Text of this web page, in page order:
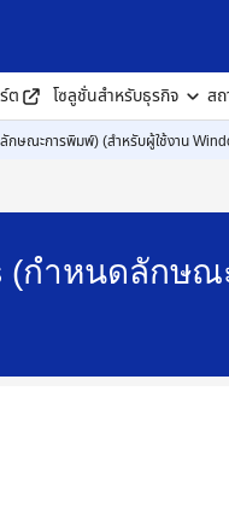
ต โซลูชั่นสำหรับธุรกิจ ส
กษณะการพิมพ์) (สำหรับผู้ใช้งาน
(กำหนดลักษ